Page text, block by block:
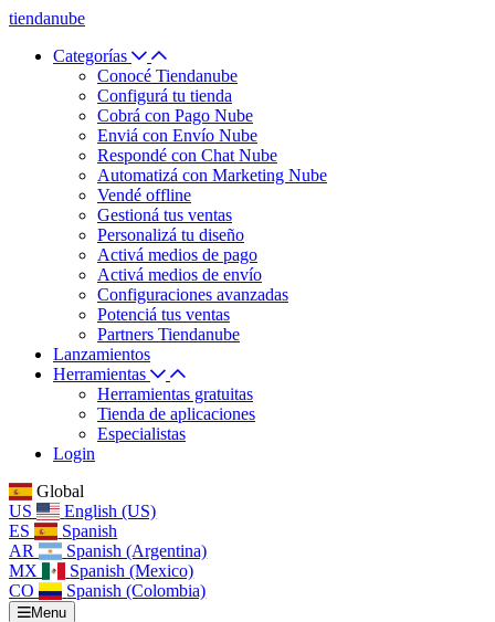
tiendanube
Categorías
Conocé Tiendanube
Configurá tu tienda
Cobrá con Pago Nube
Enviá con Envío Nube
Respondé con Chat Nube
Automatizá con Marketing Nube
Vendé offline
Gestioná tus ventas
Personalizá tu diseño
Activá medios de pago
Activá medios de envío
Configuraciones avanzadas
Potenciá tus ventas
Partners Tiendanube
Lanzamientos
Herramientas
Herramientas gratuitas
Tienda de aplicaciones
Especialistas
Login
Global
US
English (US)
ES
Spanish
AR
Spanish (Argentina)
MX
Spanish (Mexico)
CO
Spanish (Colombia)
Menu